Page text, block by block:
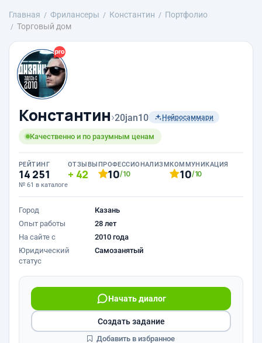
Главная Фрилансеры Константин
Портфолио
Торговый дом
Константин›20jan10 Нейросаммари
Качественно и по разумным ценам
РЕЙТИНГ
14 251
№ 61 в каталоге
ОТЗЫВЫ
42
ПРОФЕССИОНАЛИЗМ
10/10
КОММУНИКАЦИЯ
10/10
Город
Казань
Опыт работы
28 лет
На сайте с
2010 года
Юридический
статус
Самозанятый
Начать диалог
Создать задание
Добавить в избранное